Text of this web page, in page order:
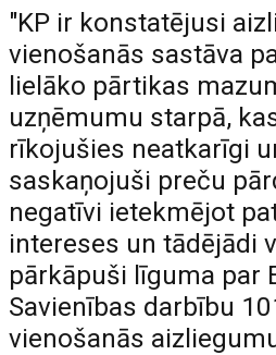
"KP ir konstatējusi
vienošanās sastāva
lielāko pārtikas
uzņēmumu starpā,
rīkojušies neatkarīgi
saskaņojuši preču
negatīvi ietekmējot
intereses un tādējādi
pārkāpuši līguma par
Savienības darbību
vienošanās